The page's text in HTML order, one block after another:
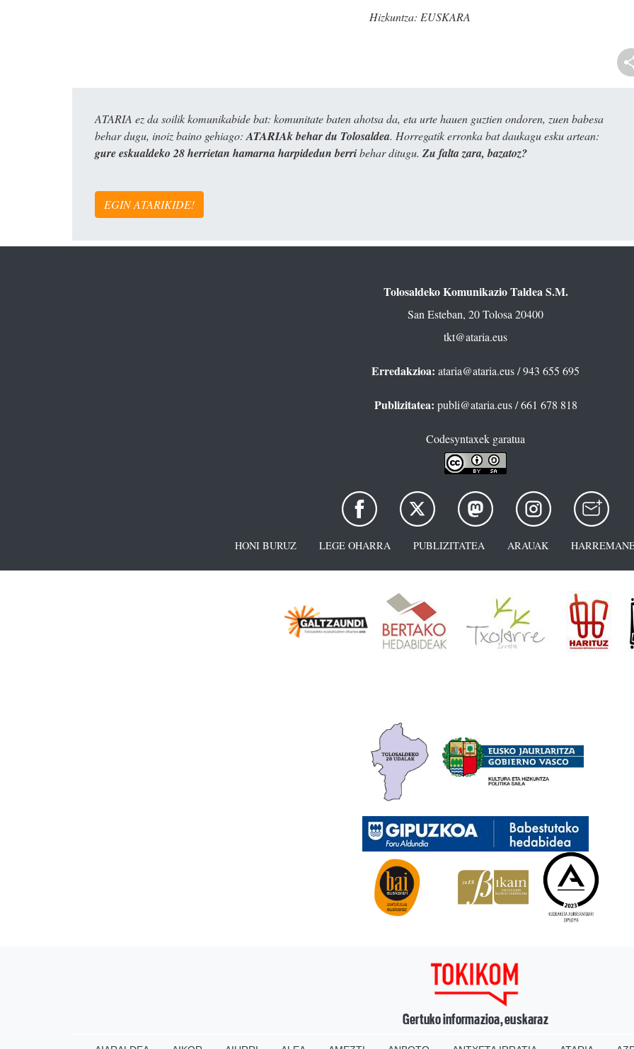
Hizkuntza: EUSKARA
ATARIA ez da soilik komunikabide bat: komunitate baten ahotsa da, eta urte hauen guztien ondoren, zuen babesa
behar dugu, inoiz baino gehiago:ATARIAk behar du Tolosaldea. Horregatik erronka bat daukagu esku artean:
gure eskualdeko 28 herrietan hamarna harpidedun berribehar ditugu. Zu falta zara, bazatoz?
EGIN ATARIKIDE!
Tolosaldeko Komunikazio Taldea S.M.
San Esteban, 20 Tolosa 20400
tkt@ataria.eus
Erredakzioa: ataria@ataria.eus/ 943 655 695
Publizitatea: publi@ataria.eus/ 661 678 818
Codesyntaxek garatua
HONI BURUZ LEGE OHARRA PUBLIZITATEA ARAUAK
Gertuko informazioa, euskaraz